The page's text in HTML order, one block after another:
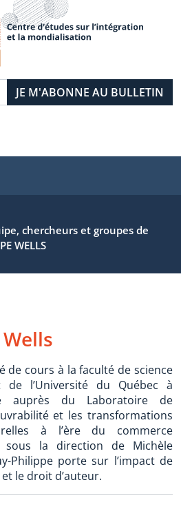
chercheurs et groupes de
WELLS
de cours à la faculté de science
l’Université du Québec à
auprès du Laboratoire de
et les transformations
à l’ère du commerce
sous la direction de Michèle
Philippe porte sur l’impact de
le droit d’auteur.